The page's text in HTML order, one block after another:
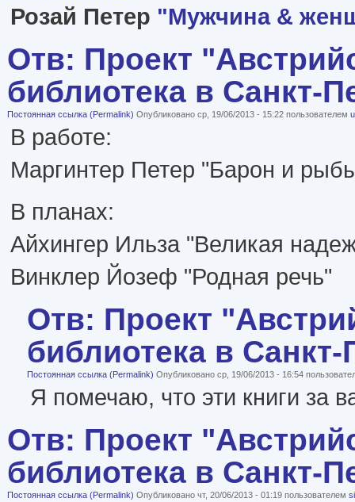
Розай Петер "Мужчина &
Отв: Проект
библиотека в Санкт-
Постоянная ссылка (Permalink) Опубликовано ср, 19/06/2013 - 15:22 пользователем
В работе:
Маргинтер Петер "Барон и
В планах:
Айхингер Ильза "Великая
Винклер Йозеф "Родная речь"
Отв: Проект
библиотека в Санкт-
Постоянная ссылка (Permalink) Опубликовано ср, 19/06/2013 - 16:54
Я помечаю, что эти книги за
Отв: Проект
библиотека в Санкт-
Постоянная ссылка (Permalink) Опубликовано чт, 20/06/2013 - 01:19 пользователем